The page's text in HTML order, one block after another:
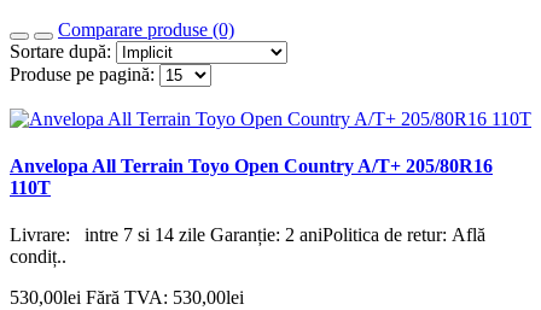
Comparare produse (0)
Sortare după:
Produse pe pagină:
Anvelopa All Terrain Toyo Open Country A/T+ 205/80R16
110T
Livrare: intre 7 si 14 zile Garanție: 2 aniPolitica de retur: Află
condiț..
530,00lei Fără TVA: 530,00lei